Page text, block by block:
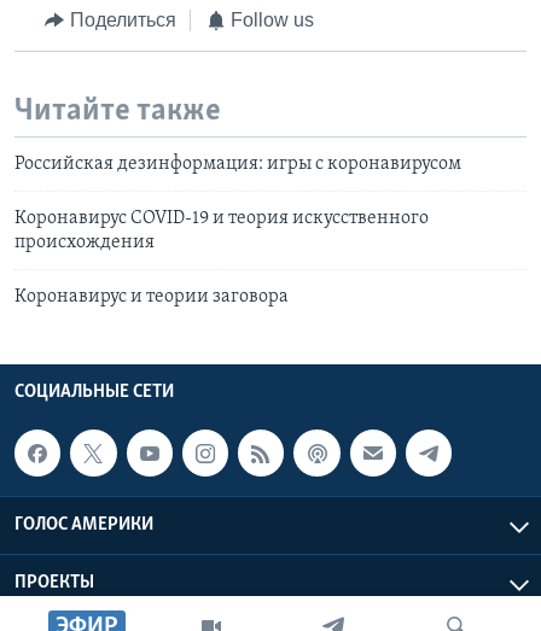
Поделиться Follow us
Читайте также
Российская дезинформация: игры с коронавирусом
Коронавирус COVID-19 и теория искусственного
происхождения
Коронавирус и теории заговора
СОЦИАЛЬНЫЕ СЕТИ
ГОЛОС АМЕРИКИ
ПРОЕКТЫ